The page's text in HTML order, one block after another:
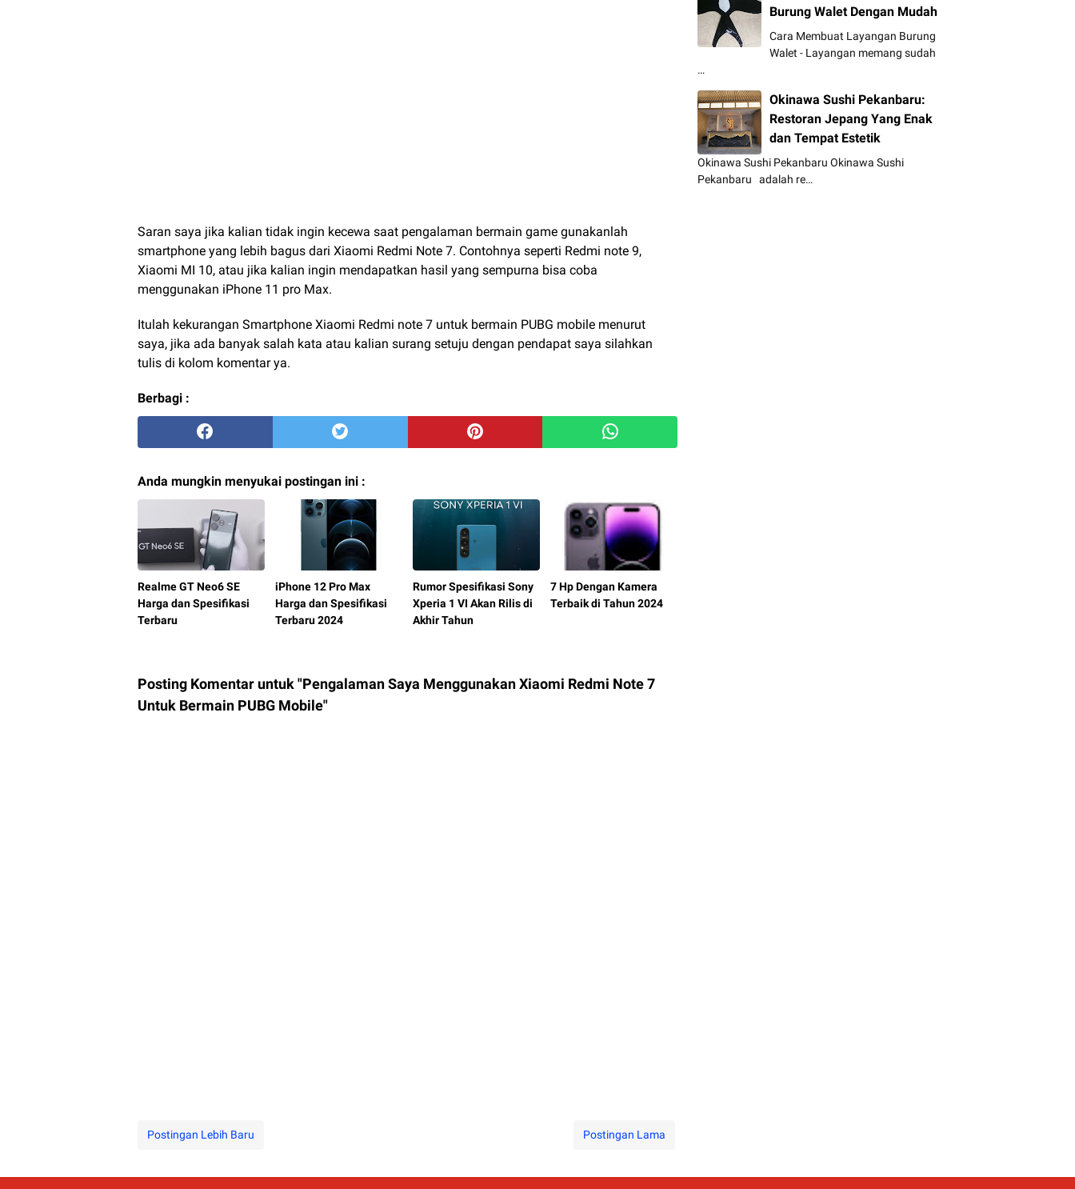
Saran saya jika kalian tidak ingin kecewa saat pengalaman bermain game gunakanlah
smartphone yang lebih bagus dari Xiaomi Redmi Note 7. Contohnya seperti Redmi note 9,
Xiaomi MI 10, atau jika kalian ingin mendapatkan hasil yang sempurna bisa coba
menggunakan iPhone 11 pro Max.
Itulah kekurangan Smartphone Xiaomi Redmi note 7 untuk bermain PUBG mobile menurut
saya, jika ada banyak salah kata atau kalian surang setuju dengan pendapat saya silahkan
tulis di kolom komentar ya.
Berbagi :
Anda mungkin menyukai postingan ini :
Realme GT Neo6 SE
Harga dan Spesifikasi
Terbaru
iPhone 12 Pro Max
Harga dan Spesifikasi
Terbaru 2024
Rumor Spesifikasi Sony
Xperia 1 VI Akan Rilis di
Akhir Tahun
7 Hp Dengan Kamera
Terbaik di Tahun 2024
Posting Komentar untuk "Pengalaman Saya Menggunakan Xiaomi Redmi Note 7
Untuk Bermain PUBG Mobile"
Postingan Lebih Baru Postingan Lama
Burung Walet Dengan Mudah
Cara Membuat Layangan Burung
Walet - Layangan memang sudah
…
Okinawa Sushi Pekanbaru:
Restoran Jepang Yang Enak
dan Tempat Estetik
Okinawa Sushi Pekanbaru Okinawa Sushi
Pekanbaru adalah re…